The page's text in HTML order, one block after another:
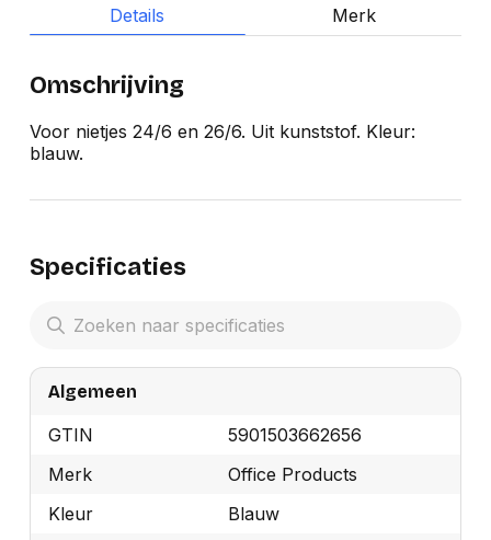
Details Merk
Omschrijving
Voor nietjes 24/6 en 26/6. Uit kunststof. Kleur:
blauw.
Specificaties
Algemeen
GTIN
5901503662656
Merk
Office Products
Kleur
Blauw